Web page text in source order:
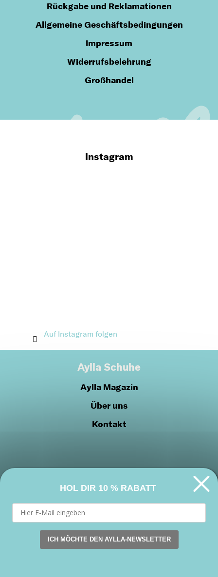
This website uses cookies. by continuing to browse
Rückgabe und Reklamationen
Allgemeine Geschäftsbedingungen
Impressum
Widerrufsbelehrung
Großhandel
Instagram
Auf Instagram folgen
Aylla Schuhe
Aylla Magazin
Über uns
Kontakt
DatenschutzrichtlinienCookie-Richtlinien
Werden Sie Teil unserer Gemeinschaft
FacebookInstagramYoutube
HOL DIR 10 % RABATT
ICH MÖCHTE DEN AYLLA-NEWSLETTER